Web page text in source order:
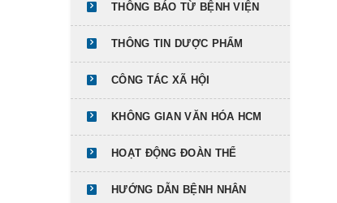
THÔNG BÁO TỪ BỆNH VIỆN
THÔNG TIN DƯỢC PHẨM
CÔNG TÁC XÃ HỘI
KHÔNG GIAN VĂN HÓA HCM
HOẠT ĐỘNG ĐOÀN THỂ
HƯỚNG DẪN BỆNH NHÂN